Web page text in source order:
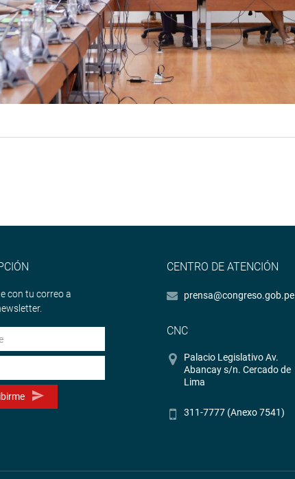
con tu correo a
CENTRO DE ATENCIÓN
prensa@congreso.gob.pe
CNC
Palacio Legislativo Av.
Abancay s/n. Cercado de
Lima
311-7777 (Anexo 7541)